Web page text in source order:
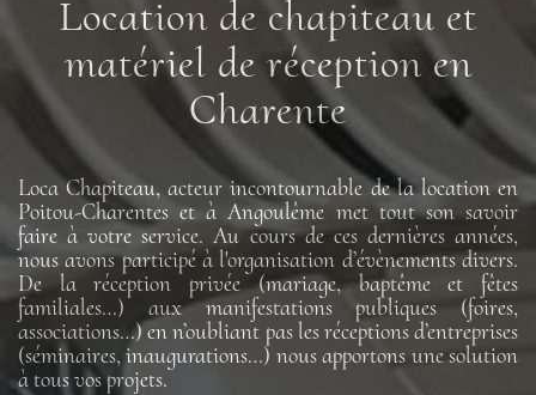
Location de chapiteau et
matériel de réception en
Charente
Loca Chapiteau, acteur incontournable de la location en
Poitou-Charentes et à Angoulême met tout son savoir
faire à votre service. Au cours de ces dernières années,
nous avons participé à l'organisation d’évènements divers.
De la réception privée (mariage, baptême et fêtes
familiales…) aux manifestations publiques (foires,
associations…) en n’oubliant pas les réceptions d’entreprises
(séminaires, inaugurations…) nous apportons une solution
à tous vos projets.